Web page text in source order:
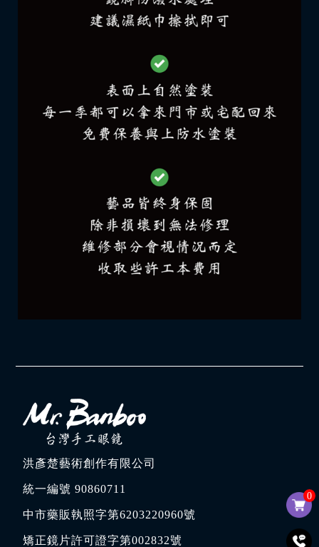
0
洪彥楚藝術創作有限公司
統一編號 90860711
中市藥販執照字第6203220960號
矯正鏡片許可證字第002832號